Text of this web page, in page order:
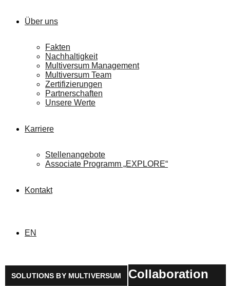
Über uns
Fakten
Nachhaltigkeit
Multiversum Management
Multiversum Team
Zertifizierungen
Partnerschaften
Unsere Werte
Karriere
Stellenangebote
Associate Programm „EXPLORE“
Kontakt
EN
SOLUTIONS BY MULTIVERSUM
Collaboration